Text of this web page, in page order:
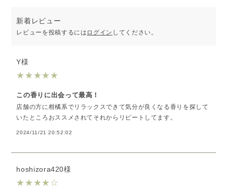
新着レビュー
レビューを投稿するには ログイン してください。
Y様
★★★★★
この香りに出会って最高！
店舗の方に柑橘系でリラックスできて気分が良くなる香りを探して
いたところおススメされてそれからリピートしてます。
2024/11/21 20:52:02
hoshizora420様
★★★★☆